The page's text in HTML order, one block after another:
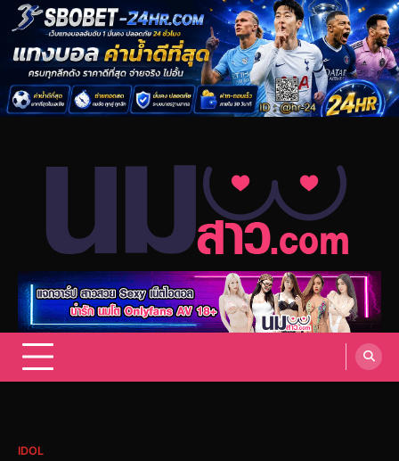
แจกวาร์ป สาวสวย sexy เน็ตไอดอล
สาว Onlyfans 18+ อัพเดทล่าสุด
แจกวาร์ป สาวสวย Sexy เน็ตไอดอล ดารา นักแสดง AV กระแสมาแรง
Onlyfans 18+ VK ดาวทวิต รวมสาวสุดเซ็กซี่ อัพเดทล่าสุด.
IDOL